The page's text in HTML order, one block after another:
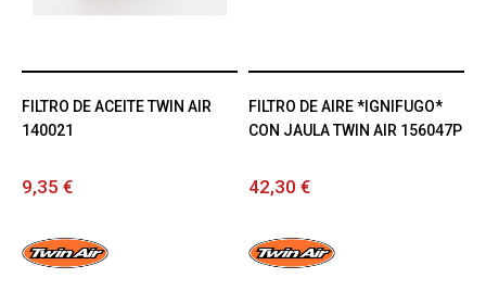
FILTRO DE ACEITE TWIN AIR
140021
9,35 €
FILTRO DE AIRE *IGNIFUGO*
CON JAULA TWIN AIR 156047P
42,30 €